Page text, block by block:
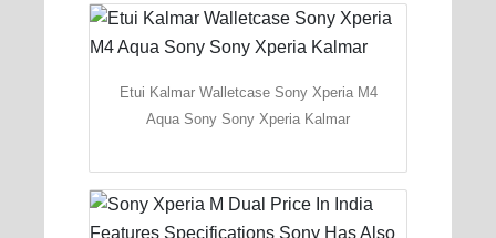
Etui Kalmar Walletcase Sony Xperia M4
Aqua Sony Sony Xperia Kalmar